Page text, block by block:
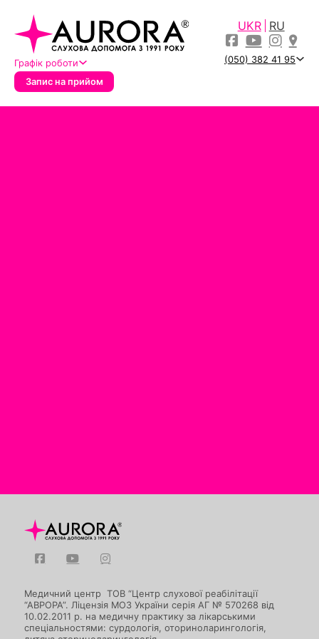
UKR RU
Графік роботи
(050) 382 41 95
Запис на прийом
Медичний центр ТОВ “Центр слухової реабілітації
“АВРОРА”. Ліцензія МОЗ України серія АГ № 570268 від
10.02.2011 р. на медичну практику за лікарськими
спеціальностями: сурдологія, оториноларингологія,